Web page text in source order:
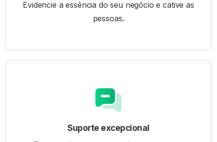
Evidencie a essência do seu negócio e cative as
pessoas.
Suporte excepcional